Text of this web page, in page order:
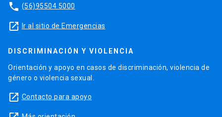
phone (56)95504 5000
launch Ir al sitio de Emergencias
DISCRIMINACIÓN Y VIOLENCIA
Orientación y apoyo en casos de discriminación, violencia de
género o violencia sexual.
launch Contacto para apoyo